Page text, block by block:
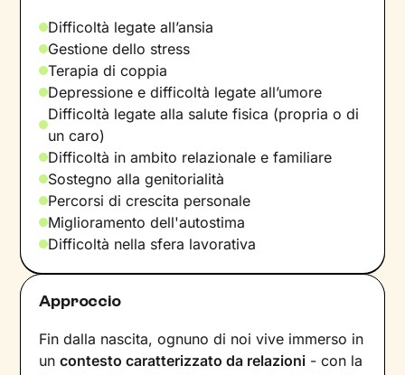
Difficoltà legate all’ansia
Gestione dello stress
Terapia di coppia
Depressione e difficoltà legate all’umore
Difficoltà legate alla salute fisica (propria o di
un caro)
Difficoltà in ambito relazionale e familiare
Sostegno alla genitorialità
Percorsi di crescita personale
Miglioramento dell'autostima
Difficoltà nella sfera lavorativa
Approccio
Fin dalla nascita, ognuno di noi vive immerso in
uncontesto caratterizzato da relazioni - con la